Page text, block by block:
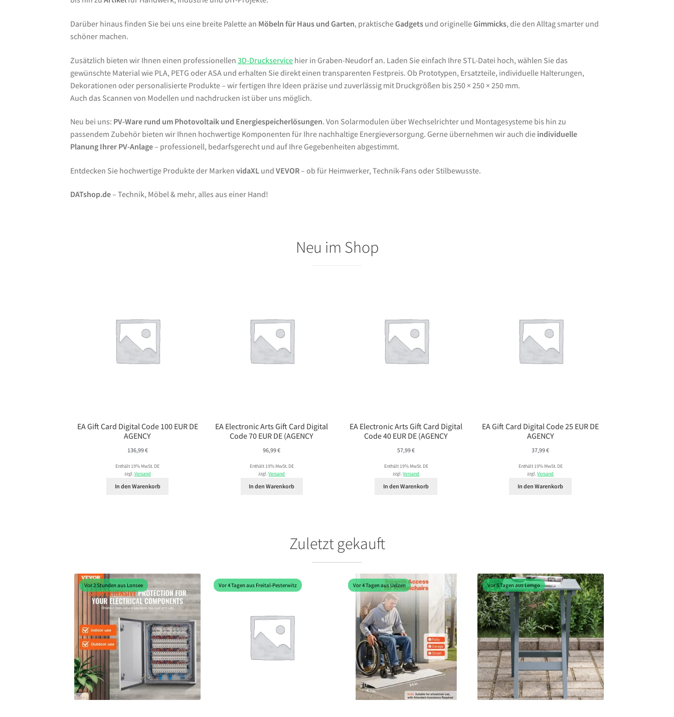
Darüber hinaus finden Sie bei uns eine breite Palette an Möbeln für Haus und Garten, praktischeGadgets und originelleGimmicks, die den Alltag smarter und
schöner machen.
Zusätzlich bieten wir Ihnen einen professionellen3D-Druckservice hier in Graben-Neudorf an. Laden Sie einfach Ihre STL-Datei hoch, wählen Sie das
gewünschte Material wie PLA, PETG oder ASA und erhalten Sie direkt einen transparenten Festpreis. Ob Prototypen, Ersatzteile, individuelle Halterungen,
Dekorationen oder personalisierte Produkte – wir fertigen Ihre Ideen präzise und zuverlässig mit Druckgrößen bis 250 × 250 × 250 mm.
Auch das Scannen von Modellen und nachdrucken ist über uns möglich.
Neu bei uns: PV-Ware rund um Photovoltaik und Energiespeicherlösungen. Von Solarmodulen über Wechselrichter und Montagesysteme bis hin zu
passendem Zubehör bieten wir Ihnen hochwertige Komponenten für Ihre nachhaltige Energieversorgung. Gerne übernehmen wir auch die individuelle
Planung Ihrer PV-Anlage– professionell, bedarfsgerecht und auf Ihre Gegebenheiten abgestimmt.
Entdecken Sie hochwertige Produkte der MarkenvidaXL undVEVOR– ob für Heimwerker, Technik-Fans oder Stilbewusste.
DATshop.de– Technik, Möbel & mehr, alles aus einer Hand!
Neu im Shop
EA Gift Card Digital Code 100 EUR DE
AGENCY
136,99€
Enthält 19% MwSt. DE
zzgl.Versand
In den Warenkorb
EA Electronic Arts Gift Card Digital
Code 70 EUR DE (AGENCY
96,99€
Enthält 19% MwSt. DE
zzgl.Versand
In den Warenkorb
EA Electronic Arts Gift Card Digital
Code 40 EUR DE (AGENCY
57,99€
Enthält 19% MwSt. DE
zzgl.Versand
In den Warenkorb
EA Gift Card Digital Code 25 EUR DE
AGENCY
37,99€
Enthält 19% MwSt. DE
zzgl.Versand
In den Warenkorb
Zuletzt gekauft
Vor 2 Stunden aus Lonsee Vor 4 Tagen aus Freital-Pesterwitz Vor 4 Tagen aus Uelzen Vor 5 Tagen aus Lemgo